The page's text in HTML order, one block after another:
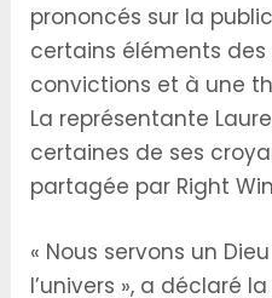
prononcés sur la
certains éléments des
convictions et à une
La représentante
certaines de ses
partagée par Right
« Nous servons un
l’univers », a déclaré